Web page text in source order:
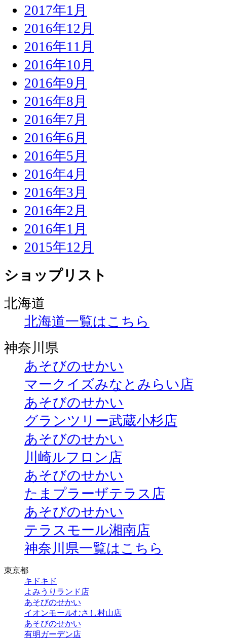
2017年1月
2016年12月
2016年11月
2016年10月
2016年9月
2016年8月
2016年7月
2016年6月
2016年5月
2016年4月
2016年3月
2016年2月
2016年1月
2015年12月
ショップリスト
北海道
北海道一覧はこちら
神奈川県
あそびのせかい
マークイズみなとみらい店
あそびのせかい
グランツリー武蔵小杉店
あそびのせかい
川崎ルフロン店
あそびのせかい
たまプラーザテラス店
あそびのせかい
テラスモール湘南店
神奈川県一覧はこちら
東京都
キドキド
よみうりランド店
あそびのせかい
イオンモールむさし村山店
あそびのせかい
有明ガーデン店